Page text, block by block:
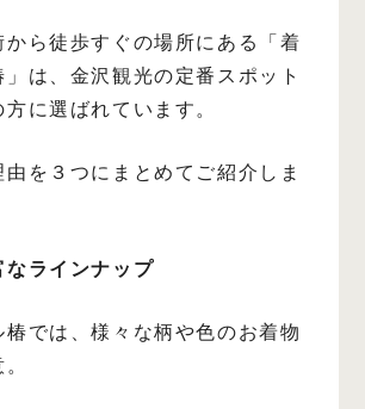
から徒歩すぐの場所にある「着
は、金沢観光の定番スポット
に選ばれています。
を３つにまとめてご紹介しま
ラインナップ
椿では、様々な柄や色のお着物